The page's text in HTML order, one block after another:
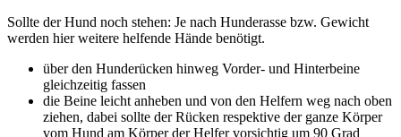
Sollte der Hund noch stehen: Je nach Hunderasse bzw. Gewicht
werden hier weitere helfende Hände benötigt.
über den Hunderücken hinweg Vorder- und Hinterbeine
gleichzeitig fassen
die Beine leicht anheben und von den Helfern weg nach oben
ziehen, dabei sollte der Rücken respektive der ganze Körper
vom Hund am Körper der Helfer vorsichtig um 90 Grad